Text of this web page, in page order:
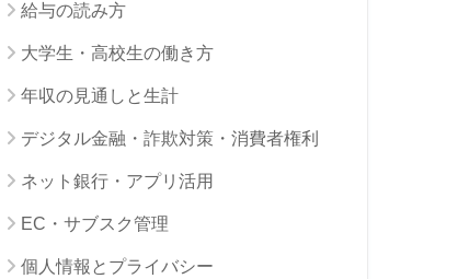
給与の読み方
大学生・高校生の働き方
年収の見通しと生計
デジタル金融・詐欺対策・消費者権利
ネット銀行・アプリ活用
EC・サブスク管理
個人情報とプライバシー